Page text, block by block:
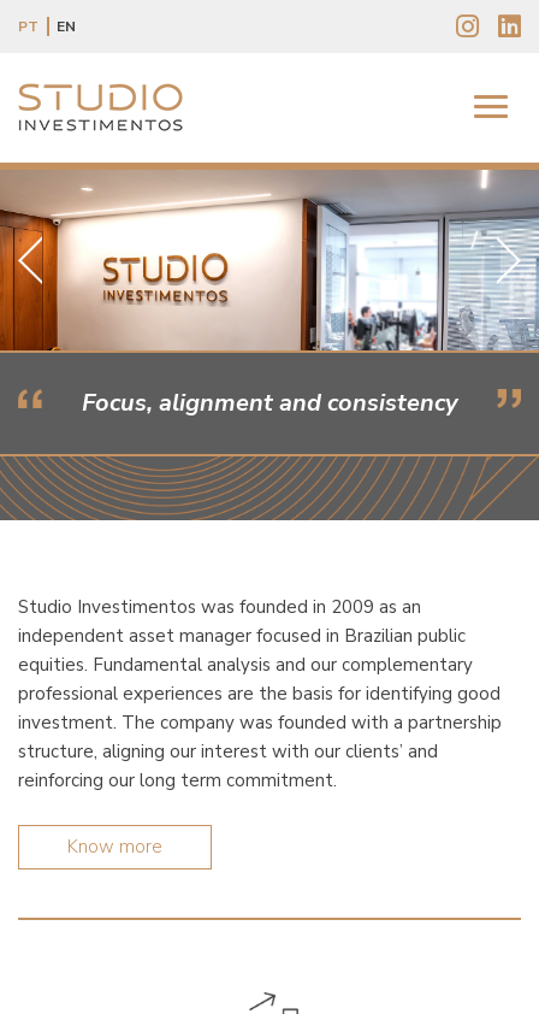
PT EN
Focus, alignment and consistency
Studio Investimentos was founded in 2009 as an
independent asset manager focused in Brazilian public
equities. Fundamental analysis and our complementary
professional experiences are the basis for identifying good
investment. The company was founded with a partnership
structure, aligning our interest with our clients’ and
reinforcing our long term commitment.
Know more